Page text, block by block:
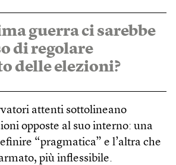
guerra ci sarebbe
di regolare
delle elezioni?
attenti sottolineano
opposte al suo interno: una
“pragmatica” e l’altra che
più inflessibile.